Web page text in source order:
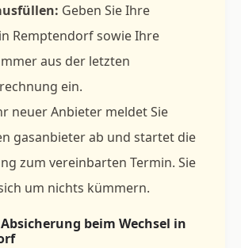
Geben Sie Ihre
Remptendorf sowie Ihre
aus der letzten
ein.
neuer Anbieter meldet Sie
gasanbieter ab und startet die
zum vereinbarten Termin. Sie
um nichts kümmern.
beim Wechsel in